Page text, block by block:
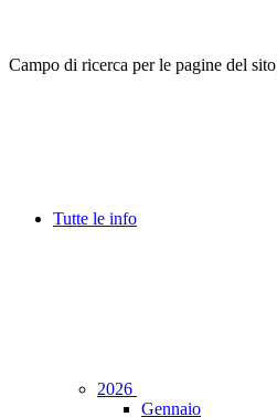
Campo di ricerca per le pagine del sito
Tutte le info
2026
Gennaio